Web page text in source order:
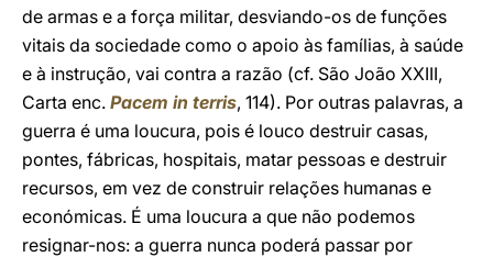
de armas e a força militar, desviando-os de funções
vitais da sociedade como o apoio às famílias, à saúde
e à instrução, vai contra a razão (cf. São João XXIII,
Carta enc. Pacem in terris, 114). Por outras palavras, a
guerra é uma loucura, pois é louco destruir casas,
pontes, fábricas, hospitais, matar pessoas e destruir
recursos, em vez de construir relações humanas e
económicas. É uma loucura a que não podemos
resignar-nos: a guerra nunca poderá passar por